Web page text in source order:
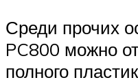
Среди прочих
PC800 можно
полного